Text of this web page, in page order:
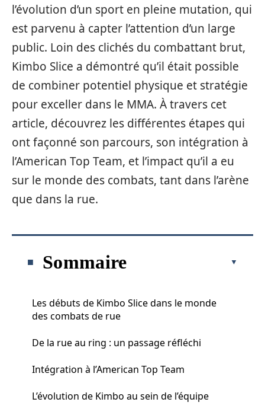
l’évolution d’un sport en pleine mutation, qui
est parvenu à capter l’attention d’un large
public. Loin des clichés du combattant brut,
Kimbo Slice a démontré qu’il était possible
de combiner potentiel physique et stratégie
pour exceller dans le MMA. À travers cet
article, découvrez les différentes étapes qui
ont façonné son parcours, son intégration à
l’American Top Team, et l’impact qu’il a eu
sur le monde des combats, tant dans l’arène
que dans la rue.
Sommaire
Les débuts de Kimbo Slice dans le monde
des combats de rue
De la rue au ring : un passage réfléchi
Intégration à l’American Top Team
L’évolution de Kimbo au sein de l’équipe